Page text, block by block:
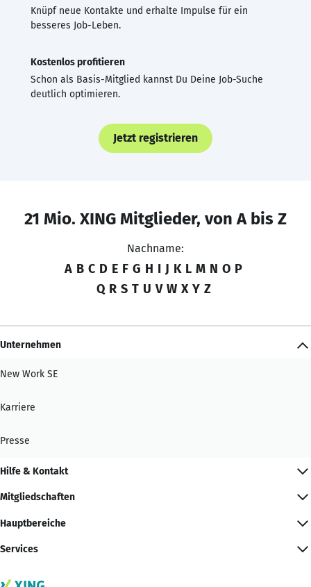
Knüpf neue Kontakte und erhalte Impulse für ein
besseres Job-Leben.
Kostenlos profitieren
Schon als Basis-Mitglied kannst Du Deine Job-Suche
deutlich optimieren.
Jetzt registrieren
21 Mio. XING Mitglieder, von A bis Z
Nachname:
A B C D E F G H I J K L M N O P
Q R S T U V W X Y Z
Unternehmen
New Work SE
Karriere
Presse
Hilfe & Kontakt
Mitgliedschaften
Hauptbereiche
Services